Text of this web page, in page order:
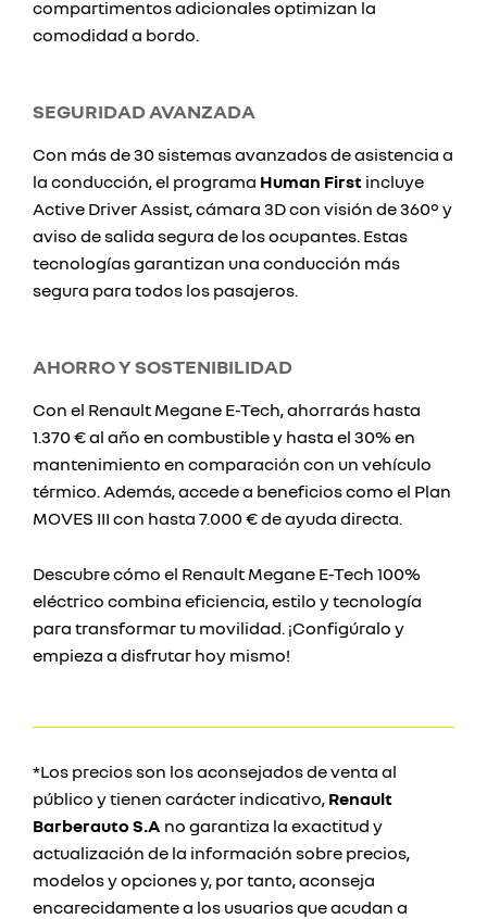
compartimentos adicionales optimizan la
comodidad a bordo.
SEGURIDAD AVANZADA
Con más de 30 sistemas avanzados de asistencia a
la conducción, el programa Human First incluye
Active Driver Assist, cámara 3D con visión de 360° y
aviso de salida segura de los ocupantes. Estas
tecnologías garantizan una conducción más
segura para todos los pasajeros.
AHORRO Y SOSTENIBILIDAD
Con el Renault Megane E-Tech, ahorrarás hasta
1.370 € al año en combustible y hasta el 30% en
mantenimiento en comparación con un vehículo
térmico. Además, accede a beneficios como el Plan
MOVES III con hasta 7.000 € de ayuda directa.
Descubre cómo el Renault Megane E-Tech 100%
eléctrico combina eficiencia, estilo y tecnología
para transformar tu movilidad. ¡Configúralo y
empieza a disfrutar hoy mismo!
*Los precios son los aconsejados de venta al
público y tienen carácter indicativo, Renault
Barberauto S.A no garantiza la exactitud y
actualización de la información sobre precios,
modelos y opciones y, por tanto, aconseja
encarecidamente a los usuarios que acudan a